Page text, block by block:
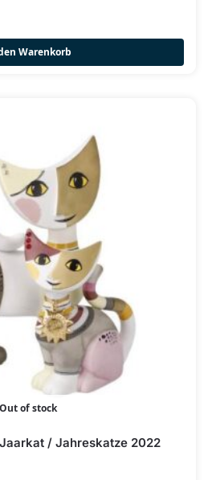
Warenkorb
Out of stock
/ Jahreskatze 2022